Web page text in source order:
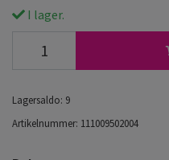
I lager.
Lagersaldo: 9
Artikelnummer: 111009502004